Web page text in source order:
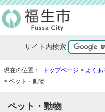
サイト内検索
現在の位置： トップページ > よくあ
> ペット・動物
ペット・動物